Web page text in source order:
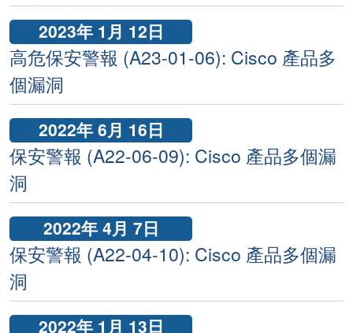
2023年 1月 12日
高危保安警報 (A23-01-06): Cisco 產品多
個漏洞
2022年 6月 16日
保安警報 (A22-06-09): Cisco 產品多個漏
洞
2022年 4月 7日
保安警報 (A22-04-10): Cisco 產品多個漏
洞
2022年 1月 13日